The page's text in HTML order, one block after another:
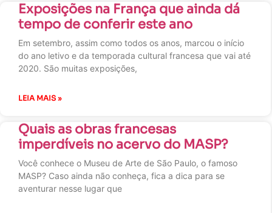
Exposições na França que ainda dá
tempo de conferir este ano
Em setembro, assim como todos os anos, marcou o início
do ano letivo e da temporada cultural francesa que vai até
2020. São muitas exposições,
LEIA MAIS »
Quais as obras francesas
imperdíveis no acervo do MASP?
Você conhece o Museu de Arte de São Paulo, o famoso
MASP? Caso ainda não conheça, fica a dica para se
aventurar nesse lugar que